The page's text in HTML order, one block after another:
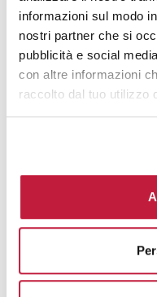
informazioni sul modo
nostri partner che si
pubblicità e social
con altre informazioni
raccolto dal tuo utilizzo
poliestere ·interno:...